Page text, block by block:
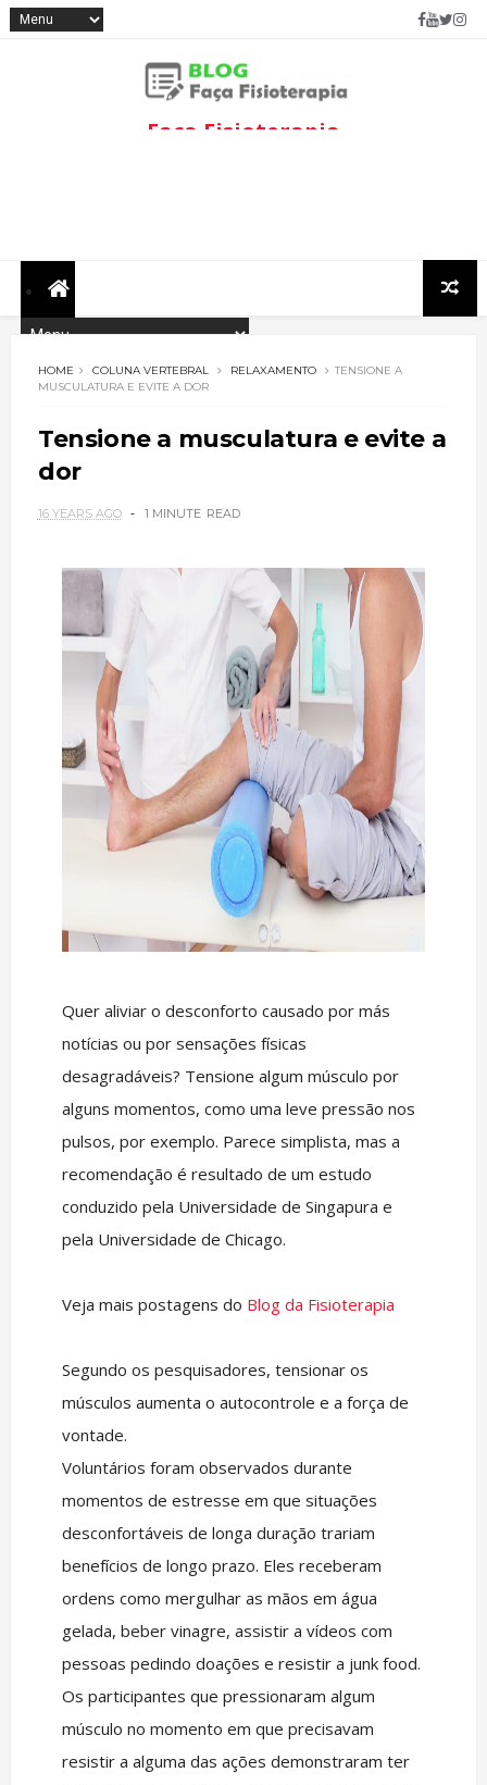
Faça Fisioterapia
HOME COLUNA VERTEBRAL RELAXAMENTO
TENSIONE A
MUSCULATURA E EVITE A DOR
Tensione a musculatura e evite a
dor
16 YEARS AGO 1 MINUTE READ
Quer aliviar o desconforto causado por más
notícias ou por sensações físicas
desagradáveis? Tensione algum músculo por
alguns momentos, como uma leve pressão nos
pulsos, por exemplo. Parece simplista, mas a
recomendação é resultado de um estudo
conduzido pela Universidade de Singapura e
pela Universidade de Chicago.
Veja mais postagens do Blog da Fisioterapia
Segundo os pesquisadores, tensionar os
músculos aumenta o autocontrole e a força de
vontade.
Voluntários foram observados durante
momentos de estresse em que situações
desconfortáveis de longa duração trariam
benefícios de longo prazo. Eles receberam
ordens como mergulhar as mãos em água
gelada, beber vinagre, assistir a vídeos com
pessoas pedindo doações e resistir a junk food.
Os participantes que pressionaram algum
músculo no momento em que precisavam
resistir a alguma das ações demonstraram ter